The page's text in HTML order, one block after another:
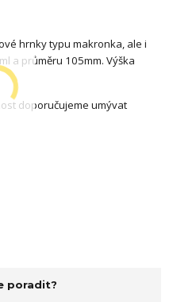
hrnky typu makronka, ale i
a průměru 105mm. Výška
doporučujeme umývat
poradit?